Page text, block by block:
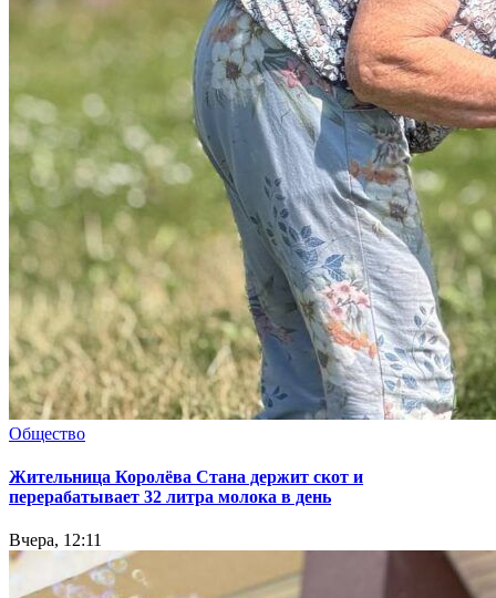
Общество
Жительница Королёва Стана держит скот и
перерабатывает 32 литра молока в день
Вчера, 12:11